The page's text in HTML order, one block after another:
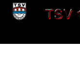
Zum
Inhalt